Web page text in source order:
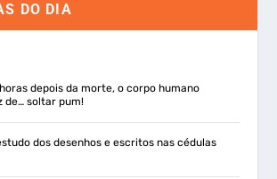
DO DIA
depois da morte, o corpo humano
de… soltar pum!
dos desenhos e escritos nas cédulas